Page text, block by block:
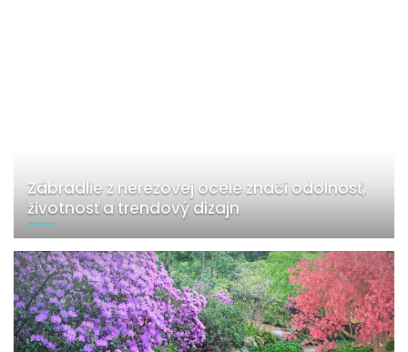
Zábradlie z nerezovej ocele značí odolnosť,
životnosť a trendový dizajn